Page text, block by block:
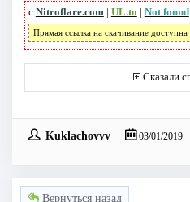
с Nitroflare.com | UL.to | Not found
Прямая ссылка на скачивание доступна
Сказали
Kuklachovvv 03/01/2019
Вернуться назад